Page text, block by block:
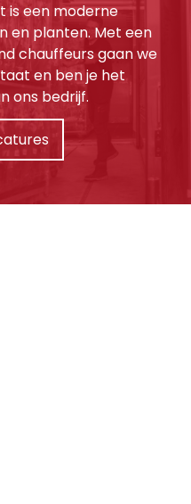
is een moderne
en planten. Met een
chauffeurs gaan we
en ben je het
ons bedrijf.